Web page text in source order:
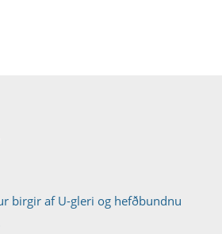
birgir af U-gleri og hefðbundnu